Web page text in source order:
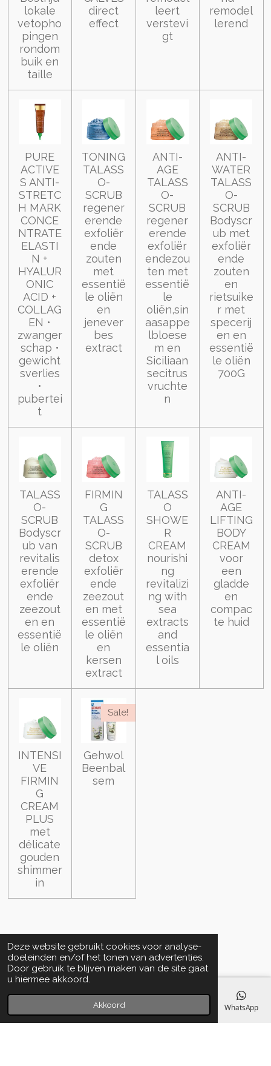
Deze website gebruikt cookies voor analyse-
doeleinden en/of het tonen van advertenties.
Door gebruik te blijven maken van de site gaat
u hiermee akkoord.
Akkoord
lokale
vetopho
pingen
rondom
buik en
taille
direct
effect
leert
verstevi
gt
remodel
lerend
PURE
ACTIVE
S ANTI-
STRETC
H MARK
CONCE
NTRATE
ELASTI
N +
HYALUR
ONIC
ACID +
COLLAG
EN •
zwanger
schap •
gewicht
sverlies
•
pubertei
t
TONING
TALASS
O-
SCRUB
regener
erende
exfoliër
ende
zouten
met
essentië
le oliën
en
jenever
bes
extract
ANTI-
AGE
TALASS
O-
SCRUB
regener
erende
exfoliër
endezou
ten met
essentië
le
oliën,sin
aasappe
lbloese
m en
Siciliaan
secitrus
vruchte
n
ANTI-
WATER
TALASS
O-
SCRUB
Bodyscr
ub met
exfoliër
ende
zouten
en
rietsuike
r met
specerij
en en
essentië
le oliën
700G
TALASS
O-
SCRUB
Bodyscr
ub van
revitalis
erende
exfoliër
ende
zeezout
en en
essentië
le oliën
FIRMIN
G
TALASS
O-
SCRUB
detox
exfoliër
ende
zeezout
en met
essentië
le oliën
en
kersen
extract
TALASS
O
SHOWE
R
CREAM
nourishi
ng
revitalizi
ng with
sea
extracts
and
essentia
l oils
ANTI-
AGE
LIFTING
BODY
CREAM
voor
een
gladde
en
compac
te huid
INTENSI
VE
FIRMIN
G
CREAM
PLUS
met
délicate
gouden
shimmer
in
Sale!
Gehwol
Beenbal
sem
Algemene voorwaarden
Telefoonnummer WhatsApp